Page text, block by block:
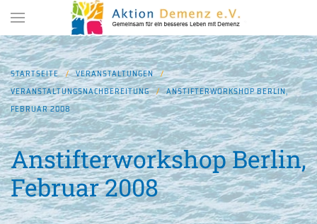
Zum Hauptinhalt springen
STARTSEITE
VERANSTALTUNGEN
VERANSTALTUNGSNACHBEREITUNG
ANSTIFTERWORKSHOP BERLIN,
FEBRUAR 2008
Anstifterworkshop Berlin,
Februar 2008